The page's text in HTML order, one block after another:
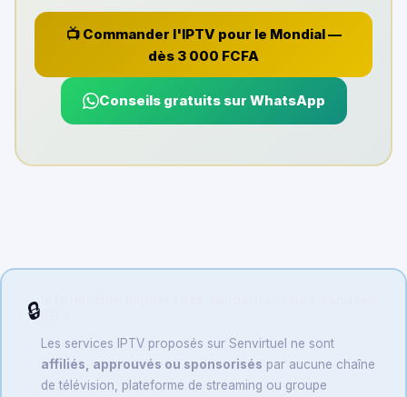
📺 Commander l'IPTV pour le Mondial —
dès 3 000 FCFA
Conseils gratuits sur WhatsApp
🔒
Les services IPTV proposés sur Senvirtuel ne sont
affiliés, approuvés ou sponsorisés par aucune chaîne
de télévision, plateforme de streaming ou groupe